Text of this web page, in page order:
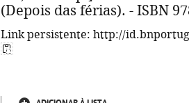
(Depois das férias). - ISBN
Link persistente: http://